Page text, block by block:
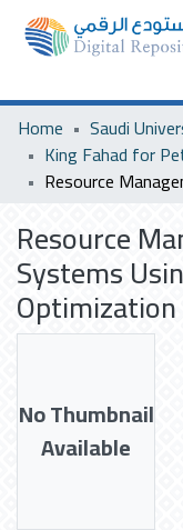
Home
Resource
Systems
No Thumbnail
Available